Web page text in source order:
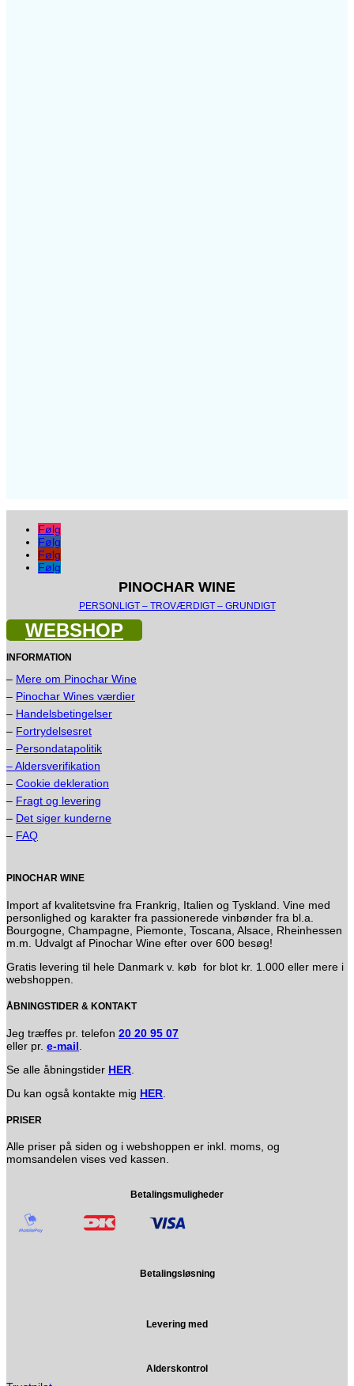
Følg
Følg
Følg
Følg
PINOCHAR WINE
PERSONLIGT – TROVÆRDIGT – GRUNDIGT
WEBSHOP
INFORMATION
– Mere om Pinochar Wine
– Pinochar Wines værdier
– Handelsbetingelser
– Fortrydelsesret
– Persondatapolitik
– Aldersverifikation
– Cookie dekleration
– Fragt og levering
– Det siger kunderne
– FAQ
PINOCHAR WINE
Import af kvalitetsvine fra Frankrig, Italien og Tyskland. Vine med
personlighed og karakter fra passionerede vinbønder fra bl.a.
Bourgogne, Champagne, Piemonte, Toscana, Alsace, Rheinhessen
m.m. Udvalgt af Pinochar Wine efter over 600 besøg!
Gratis levering til hele Danmark v. køb for blot kr. 1.000 eller mere i
webshoppen.
ÅBNINGSTIDER & KONTAKT
Jeg træffes pr. telefon 20 20 95 07
eller pr. e-mail
Se alle åbningstider HER
Du kan også kontakte mig HER
PRISER
Alle priser på siden og i webshoppen er inkl. moms, og
momsandelen vises ved kassen.
Betalingsmuligheder
Betalingsløsning
Levering med
Alderskontrol